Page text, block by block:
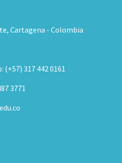
Cartagena - Colombia
317 442 0161
3771